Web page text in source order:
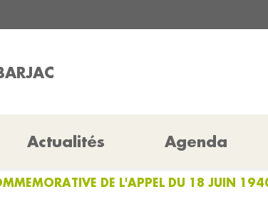
Actualités Agenda
DE L'APPEL DU 18 JUIN